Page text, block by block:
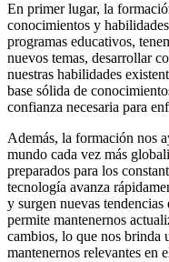
En primer lugar, la
conocimientos y
programas educativos,
nuevos temas, desarrollar
nuestras habilidades
base sólida de
confianza necesaria para
Además, la formación nos
mundo cada vez más
preparados para los
tecnología avanza
y surgen nuevas
permite mantenernos
cambios, lo que nos brinda
mantenernos relevantes en